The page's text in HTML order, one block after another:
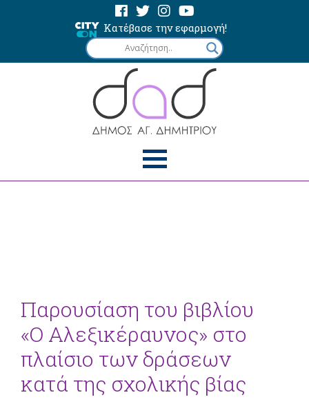
Κατέβασε την εφαρμογή!
Παρουσίαση του βιβλίου
«Ο Αλεξικέραυνος» στο
πλαίσιο των δράσεων
κατά της σχολικής βίας